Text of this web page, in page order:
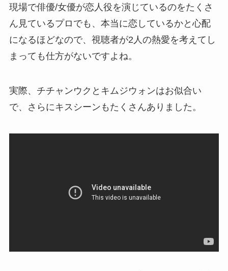
現場で俳優/女優が恋人役を演じているのをたくさ
ん見ているプロでも、本当に恋しているかと心配
になるほどなので、視聴者が2人の熱愛を考えてし
まっても仕方がないですよね。
実際、チチャンウクとキムジウォンはお似合い
で、さらにキスシーンもたくさんありました。